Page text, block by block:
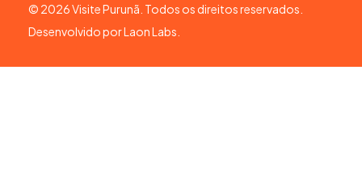
© 2026Visite Purunã. Todos os direitos reservados.
Desenvolvido porLaon Labs